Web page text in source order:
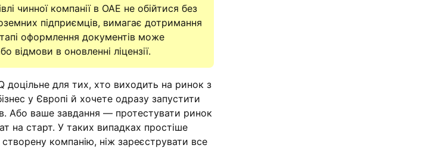
чинної компанії в ОАЕ не обійтися без
підприємців, вимагає дотримання
оформлення документів може
відмови в оновленні ліцензії.
доцільне для тих, хто виходить на ринок з
у Європі й хочете одразу запустити
Або ваше завдання — протестувати ринок
на старт. У таких випадках простіше
компанію, ніж зареєструвати все